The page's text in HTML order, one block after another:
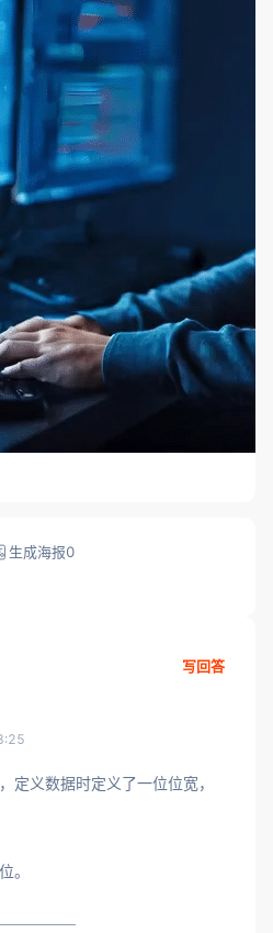
生成海报0
写回答
定义数据时定义了一位位宽，
。